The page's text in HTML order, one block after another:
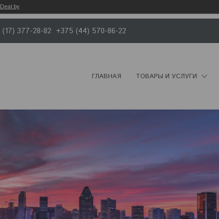
377-28-82 +375 (44) 570-86-22
ГЛАВНАЯ ТОВАРЫ И УСЛУГИ